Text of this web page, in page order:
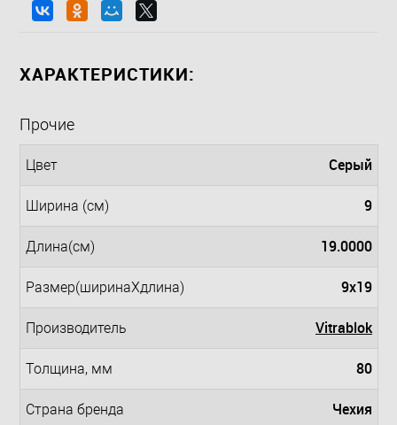
ХАРАКТЕРИСТИКИ:
Прочие
Цвет Серый
Ширина (см) 9
Длина(см) 19.0000
Размер(ширинаXдлина) 9x19
Производитель Vitrablok
Толщина, мм 80
Страна бренда Чехия